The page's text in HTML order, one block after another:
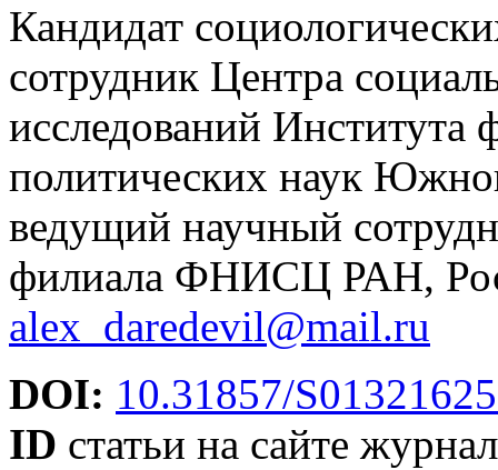
Кандидат
сотрудник Центра
исследований
политических наук
ведущий научный
филиала ФНИСЦ РАН,
alex_daredevil@mail.ru
DOI: 10.31857/
ID статьи на сайте